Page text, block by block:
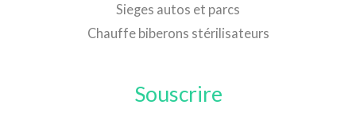
Sieges autos et parcs
Chauffe biberons stérilisateurs
Souscrire